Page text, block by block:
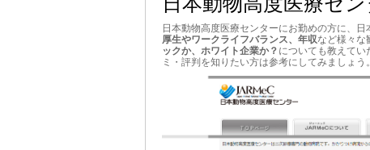
日本動物高度医療センターにお勤めの方に、
厚生やワークライフバランス、年収など様々な
ックか、ホワイト企業か？ についても教えてい
ミ・評判を知りたい方は参考にしてみましょう。